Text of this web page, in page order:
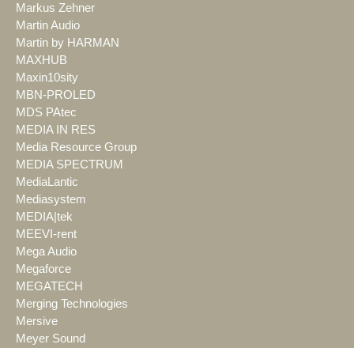
Markus Zehner
Martin Audio
Martin by HARMAN
MAXHUB
Maxin10sity
MBN-PROLED
MDS PAtec
MEDIA IN RES
Media Resource Group
MEDIA SPECTRUM
MediaLantic
Mediasystem
MEDIA|tek
MEEVI-rent
Mega Audio
Megaforce
MEGATECH
Merging Technologies
Mersive
Meyer Sound